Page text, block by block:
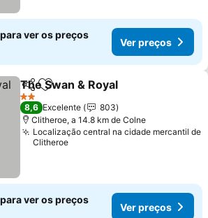
ver os preços
Ver preços
PartilharAdicionar aos favoritos
The Swan & Royal
2 Estrelas
8,6 Excelente
803
Clitheroe, a 14.8 km de Colne
Localização central na cidade mercantil de
Clitheroe
ver os preços
Ver preços